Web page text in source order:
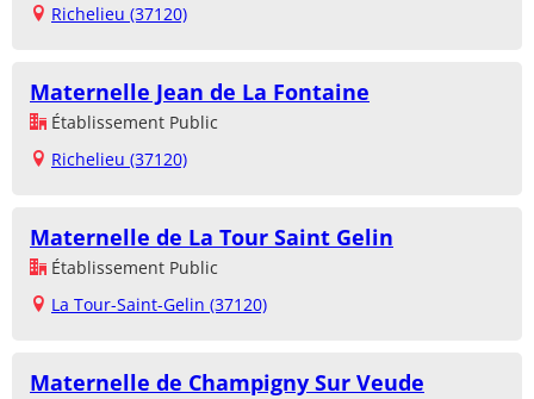
Richelieu (37120)
Maternelle Jean de La Fontaine
Établissement Public
Richelieu (37120)
Maternelle de La Tour Saint Gelin
Établissement Public
La Tour-Saint-Gelin (37120)
Maternelle de Champigny Sur Veude